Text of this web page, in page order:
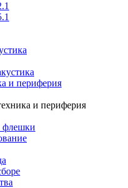
и периферия
и периферия
флешки